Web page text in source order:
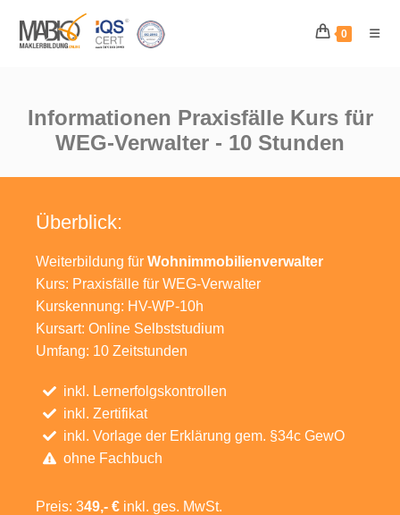
0
Informationen Praxisfälle Kurs für
WEG-Verwalter - 10 Stunden
Überblick:
Weiterbildung fürWohnimmobilienverwalter
Kurs: Praxisfälle für WEG-Verwalter
Kurskennung: HV-WP-10h
Kursart: Online Selbststudium
Umfang: 10 Zeitstunden
inkl. Lernerfolgskontrollen
inkl. Zertifikat
inkl. Vorlage der Erklärung gem. §34c GewO
ohne Fachbuch
Preis: 349,- € inkl. ges. MwSt.